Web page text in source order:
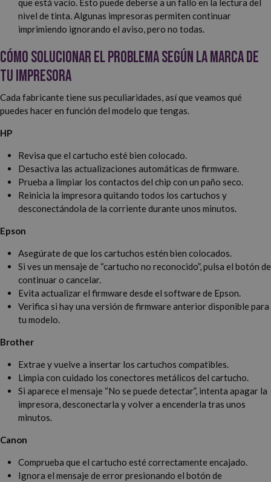
que está vacío. Esto puede deberse a un fallo en la lectura del
nivel de tinta. Algunas impresoras permiten continuar
imprimiendo ignorando el aviso, pero no todas.
Cómo solucionar el problema según la marca de
tu impresora
Cada fabricante tiene sus peculiaridades, así que veamos qué
puedes hacer en función del modelo que tengas.
HP
Revisa que el cartucho esté bien colocado.
Desactiva las actualizaciones automáticas de firmware.
Prueba a limpiar los contactos del chip con un paño seco.
Reinicia la impresora quitando todos los cartuchos y
desconectándola de la corriente durante unos minutos.
Epson
Asegúrate de que los cartuchos estén bien colocados.
Si ves un mensaje de “cartucho no reconocido”, pulsa el botón de
continuar o cancelar.
Evita actualizar el firmware desde el software de Epson.
Verifica si hay una versión de firmware anterior disponible para
tu modelo.
Brother
Extrae y vuelve a insertar los cartuchos compatibles.
Limpia con cuidado los conectores metálicos del cartucho.
Si aparece el mensaje “No se puede detectar”, intenta apagar la
impresora, desconectarla y volver a encenderla tras unos
minutos.
Canon
Comprueba que el cartucho esté correctamente encajado.
Ignora el mensaje de error presionando el botón de